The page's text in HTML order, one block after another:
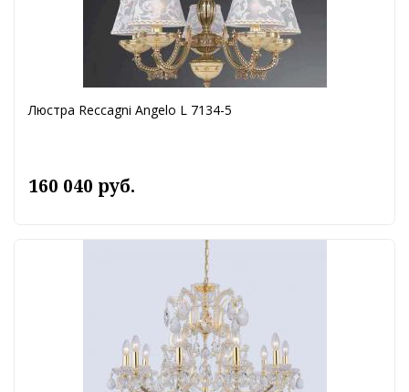
Люстра Reccagni Angelo L 7134-5
160 040 руб.